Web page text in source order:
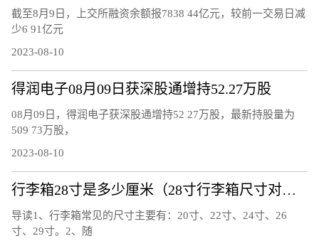
截至8月9日，上交所融资余额报7838 44亿元，较前一交易日减
少6 91亿元
2023-08-10
得润电子08月09日获深股通增持52.27万股
08月09日，得润电子获深股通增持52 27万股，最新持股量为
509 73万股，
2023-08-10
行李箱28寸是多少厘米（28寸行李箱尺寸对照表）
导读1、行李箱常见的尺寸主要有：20寸、22寸、24寸、26
寸、29寸。2、随